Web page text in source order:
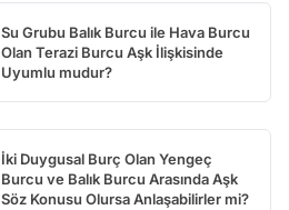
Su Grubu Balık Burcu ile Hava Burcu
Olan Terazi Burcu Aşk İlişkisinde
Uyumlu mudur?
İki Duygusal Burç Olan Yengeç
Burcu ve Balık Burcu Arasında Aşk
Söz Konusu Olursa Anlaşabilirler mi?